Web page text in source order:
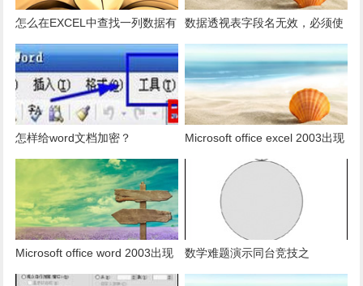
怎么在EXCEL中查找一列数据有
多少是重复的？
数据透视表字段名无效，必须使
用组合为带有标志列列表的数
据。
怎样给word文档加密？
Microsoft office excel 2003出现
发送错误报告怎么办？
Microsoft office word 2003出现
发送错误报告怎么办？
数学难题演示同台竞技之
PowerPoint篇